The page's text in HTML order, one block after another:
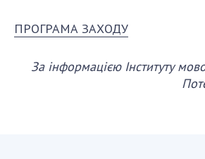
ПРОГРАМА ЗАХОДУ
За інформацією Інституту